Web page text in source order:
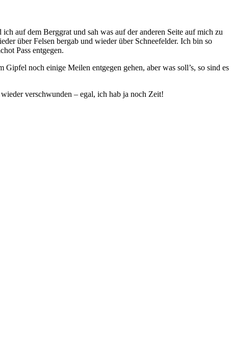
auf dem Berggrat und sah was auf der anderen Seite auf mich zu
über Felsen bergab und wieder über Schneefelder. Ich bin so
Pass entgegen.
noch einige Meilen entgegen gehen, aber was soll’s, so sind es
verschwunden – egal, ich hab ja noch Zeit!